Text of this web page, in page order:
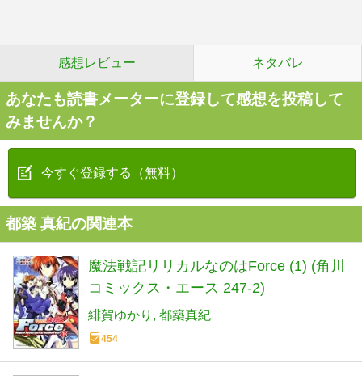
感想レビュー ネタバレ
あなたも読書メーターに登録して感想を投稿して
みませんか？
今すぐ登録する（無料）
都築 真紀の関連本
魔法戦記リリカルなのはForce (1) (角川
コミックス・エース 247-2)
緋賀ゆかり 都築真紀
454